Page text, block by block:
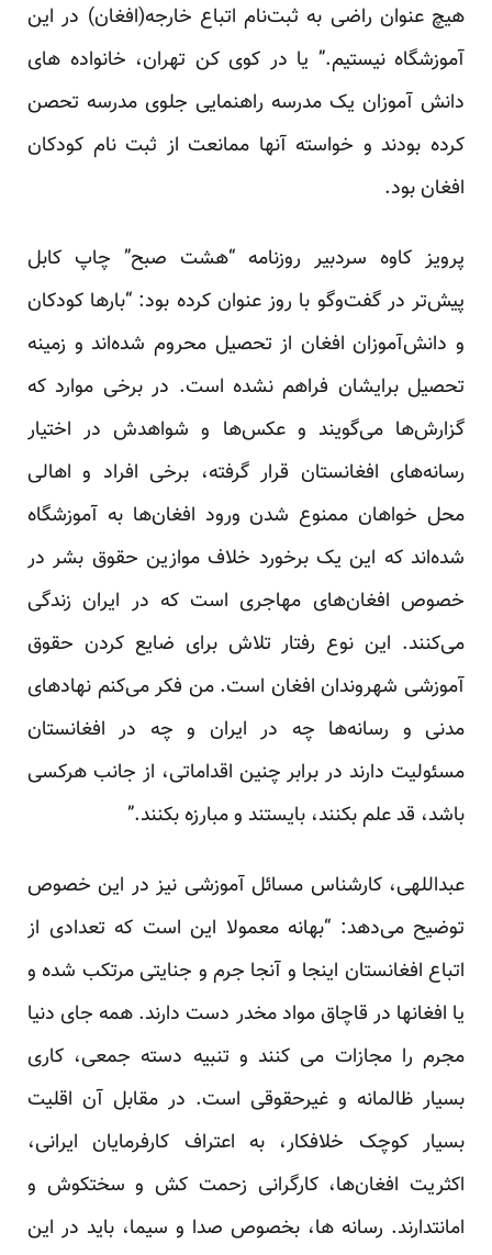
هیچ عنوان راضی به ثبت‌نام اتباع خارجه(افغان) در این
آموزشگاه نیستیم.” یا در کوی کن تهران، خانواده های
دانش آموزان یک مدرسه راهنمایی جلوی مدرسه تحصن
کرده بودند و خواسته آنها ممانعت از ثبت نام کودکان
افغان بود.
پرویز کاوه سردبیر روزنامه “هشت صبح” چاپ کابل
پیش‌تر در گفت‌وگو با روزعنوان کرده بود: “بارها کودکان
و دانش‌آموزان افغان از تحصیل محروم شده‌اند و زمینه
تحصیل برایشان فراهم نشده است. در برخی موارد که
گزارش‌ها می‌گویند و عکس‌ها و شواهدش در اختیار
رسانه‌های افغانستان قرار گرفته، برخی افراد و اهالی
محل خواهان ممنوع شدن ورود افغان‌ها به آموزشگاه
شده‌اند که این یک برخورد خلاف موازین حقوق بشر در
خصوص افغان‌های مهاجری است که در ایران زندگی
می‌کنند. این نوع رفتار تلاش برای ضایع کردن حقوق
آموزشی شهروندان افغان است. من فکر می‌کنم نهادهای
مدنی و رسانه‌ها چه در ایران و چه در افغانستان
مسئولیت دارند در برابر چنین اقداماتی، از جانب هرکسی
باشد، قد علم بکنند، بایستند و مبارزه بکنند.”
عبداللهی، کارشناس مسائل آموزشی نیز در این خصوص
توضیح می‌دهد: “بهانه معمولا این است که تعدادی از
اتباع افغانستان اینجا و آنجا جرم و جنایتی مرتکب شده و
یا افغانها در قاچاق مواد مخدر دست دارند. همه جای دنیا
مجرم را مجازات می کنند و تنبیه دسته جمعی، کاری
بسیار ظالمانه و غیرحقوقی است. در مقابل آن اقلیت
بسیار کوچک خلافکار، به اعتراف کارفرمایان ایرانی،
اکثریت افغان‌ها، کارگرانی زحمت کش و سختکوش و
امانتدارند. رسانه ها، بخصوص صدا و سیما، باید در این